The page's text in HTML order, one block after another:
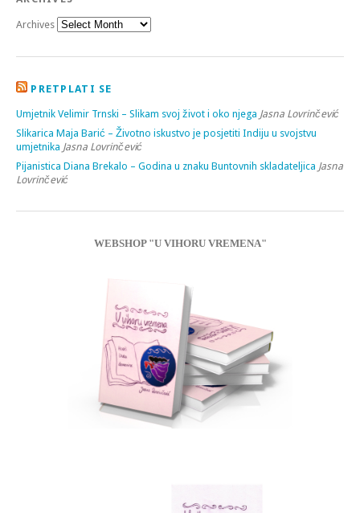
Archives
PRETPLATI SE
Umjetnik Velimir Trnski – Slikam svoj život i oko njega Jasna Lovrinčević
Slikarica Maja Barić – Životno iskustvo je posjetiti Indiju u svojstvu
umjetnika Jasna Lovrinčević
Pijanistica Diana Brekalo – Godina u znaku Buntovnih skladateljica Jasna
Lovrinčević
WEBSHOP "U VIHORU VREMENA"